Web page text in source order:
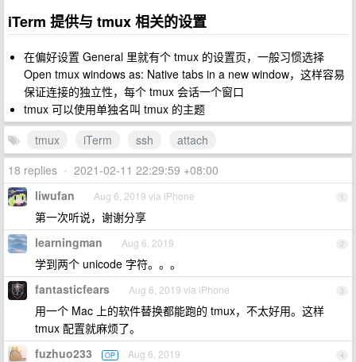
iTerm 提供与 tmux 相关的设置
在偏好设置 General 里就有个 tmux 的设置页，一般习惯选择
Open tmux windows as: Native tabs in a new window，这样容易
保证连接的独立性，每个 tmux 会话一个窗口
tmux 可以使用单独名叫 tmux 的主题
tmux
iTerm ssh
attach
18 replies • 2021-02-11 22:29:59 +08:00
1
liwufan Aug 6, 2019 via iPhone
第一次听说，谢谢分享
2
learningman Aug 6, 2019
学到两个 unicode 字符。。。
3
fantasticfears Aug 6, 2019 via iPhone
用一个 Mac 上的软件替换都能跑的 tmux，不太好用。这样
tmux 配置就麻烦了。
4
fuzhuo233 OP Aug 6, 2019